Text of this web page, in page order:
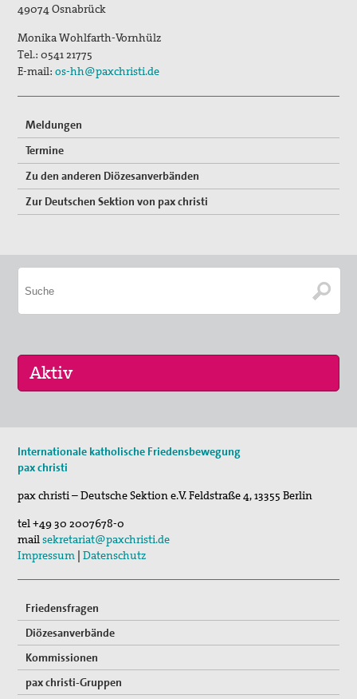
49074Osnabrück
Monika Wohlfarth-Vornhülz
Tel.:0541 21775
E-mail:os-hh@paxchristi.de
Meldungen
Termine
Zu den anderen Diözesanverbänden
Zur Deutschen Sektion von pax christi
pc bewegt - Gräber erzählen
Schweige und höre...
Internationale katholische Friedensbewegung
pax christi
pax christi – Deutsche Sektion e.V.Feldstraße 4,13355 Berlin
tel+49 30 2007678-0
mailsekretariat@paxchristi.de
Impressum |Datenschutz
Friedensfragen
Diözesanverbände
Kommissionen
pax christi-Gruppen